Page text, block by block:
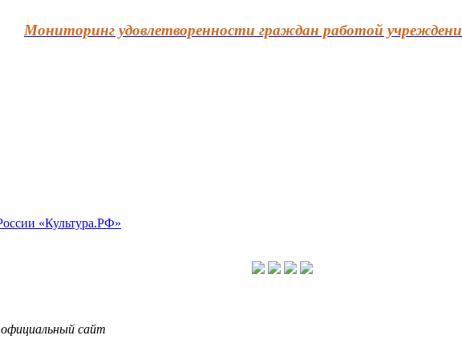
Мониторинг удовлетворенности граждан работой
официальный сайт